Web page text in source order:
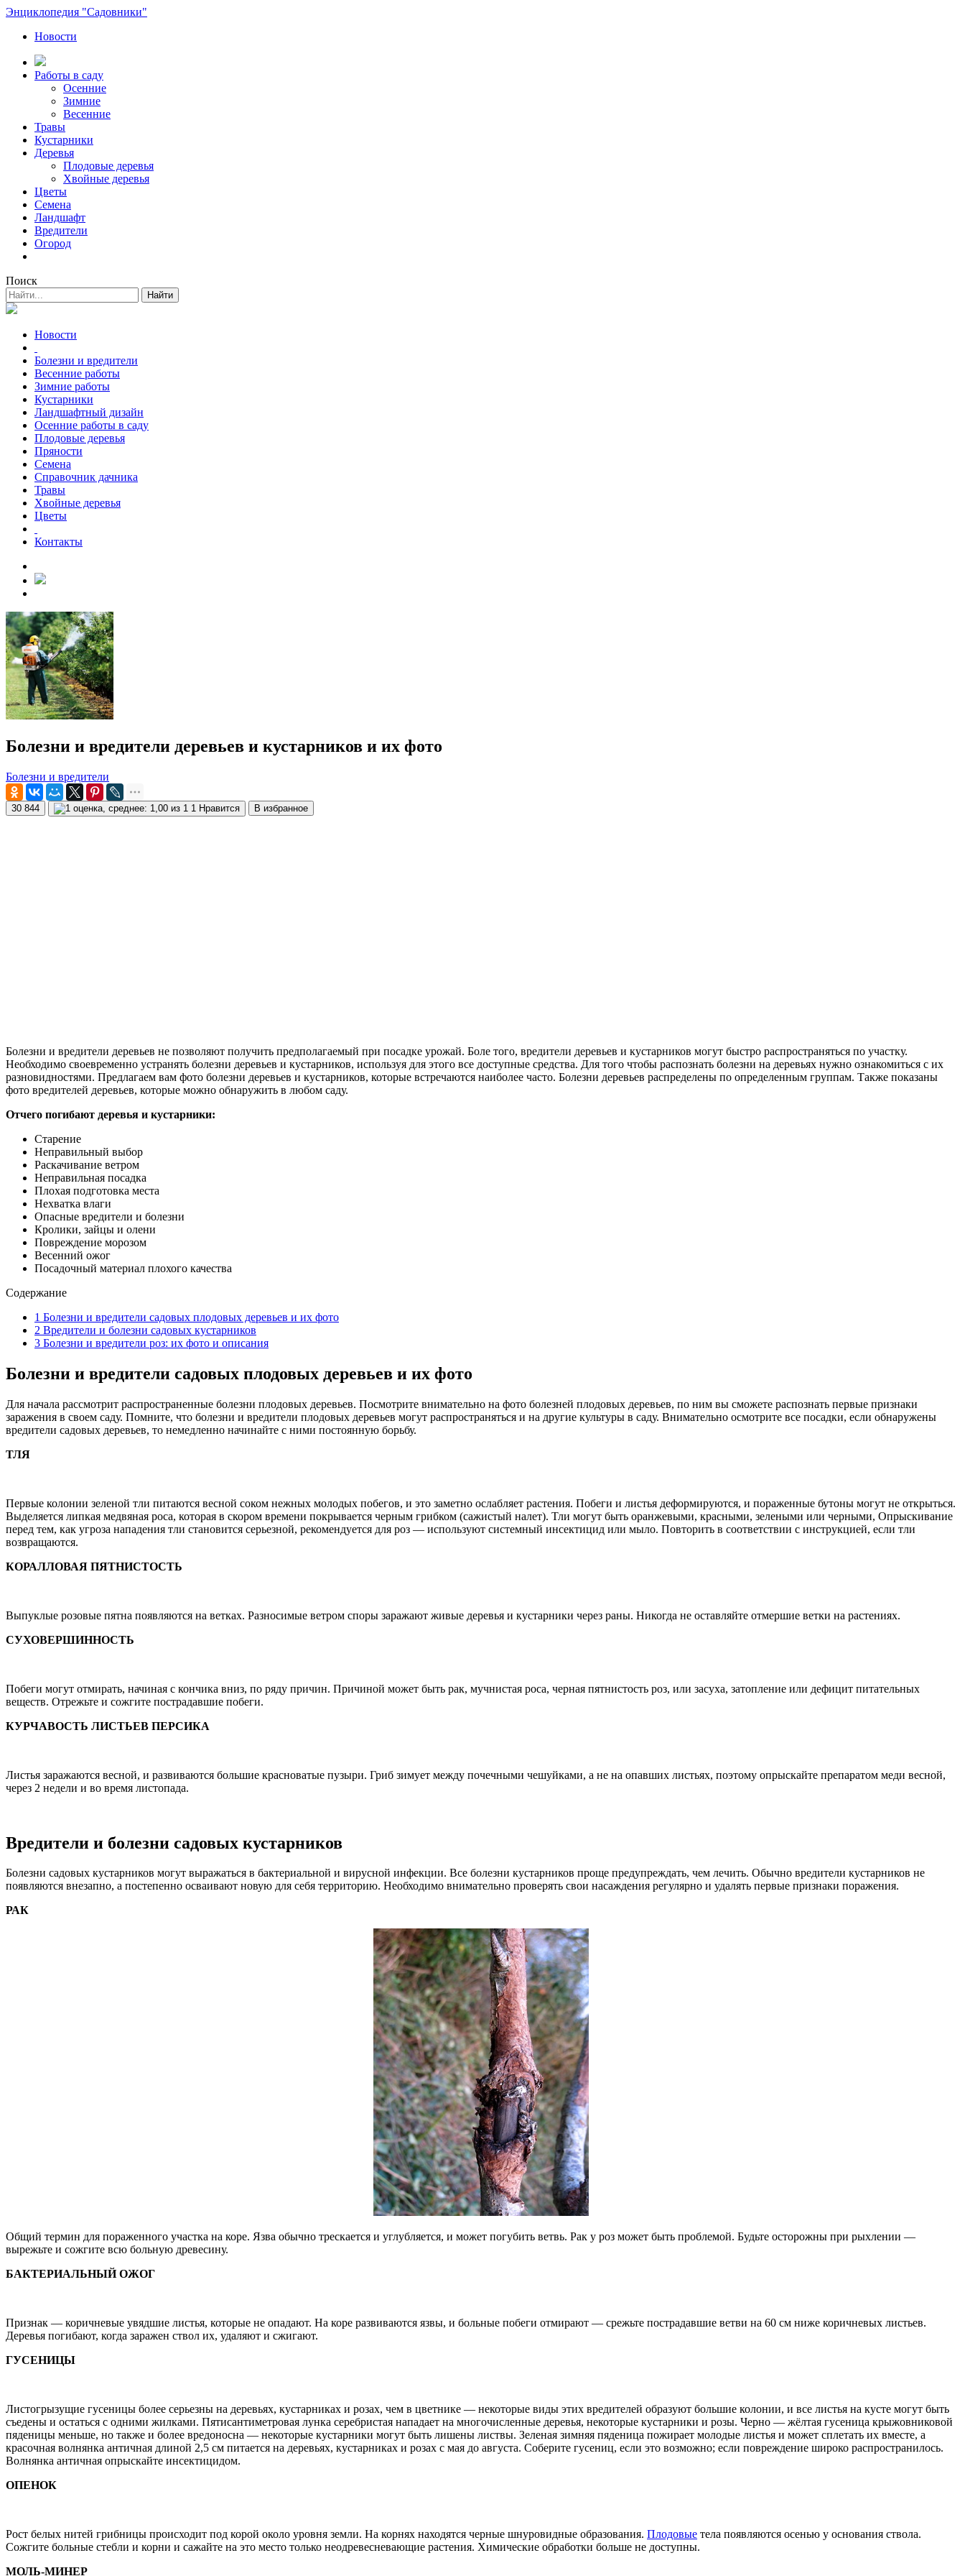
Энциклопедия "Садовники"
Новости
Работы в саду
Осенние
Зимние
Весенние
Травы
Кустарники
Деревья
Плодовые деревья
Хвойные деревья
Цветы
Семена
Ландшафт
Вредители
Огород
Поиск
Новости
Болезни и вредители
Весенние работы
Зимние работы
Кустарники
Ландшафтный дизайн
Осенние работы в саду
Плодовые деревья
Пряности
Семена
Справочник дачника
Травы
Хвойные деревья
Цветы
Контакты
Болезни и вредители деревьев и кустарников и их фото
Болезни и вредители
30 844 1 Нравится В избранное
Болезни и вредители деревьев не позволяют получить предполагаемый при посадке урожай. Боле того, вредители деревьев и кустарников могут быстро распространяться по участку.
Необходимо своевременно устранять болезни деревьев и кустарников, используя для этого все доступные средства. Для того чтобы распознать болезни на деревьях нужно ознакомиться с их
разновидностями. Предлагаем вам фото болезни деревьев и кустарников, которые встречаются наиболее часто. Болезни деревьев распределены по определенным группам. Также показаны
фото вредителей деревьев, которые можно обнаружить в любом саду.
Отчего погибают деревья и кустарники:
Старение
Неправильный выбор
Раскачивание ветром
Неправильная посадка
Плохая подготовка места
Нехватка влаги
Опасные вредители и болезни
Кролики, зайцы и олени
Повреждение морозом
Весенний ожог
Посадочный материал плохого качества
Содержание
1 Болезни и вредители садовых плодовых деревьев и их фото
2 Вредители и болезни садовых кустарников
3 Болезни и вредители роз: их фото и описания
Болезни и вредители садовых плодовых деревьев и их фото
Для начала рассмотрит распространенные болезни плодовых деревьев. Посмотрите внимательно на фото болезней плодовых деревьев, по ним вы сможете распознать первые признаки
заражения в своем саду. Помните, что болезни и вредители плодовых деревьев могут распространяться и на другие культуры в саду. Внимательно осмотрите все посадки, если обнаружены
вредители садовых деревьев, то немедленно начинайте с ними постоянную борьбу.
ТЛЯ
Первые колонии зеленой тли питаются весной соком нежных молодых побегов, и это заметно ослабляет растения. Побеги и листья деформируются, и пораженные бутоны могут не открыться.
Выделяется липкая медвяная роса, которая в скором времени покрывается черным грибком (сажистый налет). Тли могут быть оранжевыми, красными, зелеными или черными, Опрыскивание
перед тем, как угроза нападения тли становится серьезной, рекомендуется для роз — используют системный инсектицид или мыло. Повторить в соответствии с инструкцией, если тли
возвращаются.
КОРАЛЛОВАЯ ПЯТНИСТОСТЬ
Выпуклые розовые пятна появляются на ветках. Разносимые ветром споры заражают живые деревья и кустарники через раны. Никогда не оставляйте отмершие ветки на растениях.
СУХОВЕРШИННОСТЬ
Побеги могут отмирать, начиная с кончика вниз, по ряду причин. Причиной может быть рак, мучнистая роса, черная пятнистость роз, или засуха, затопление или дефицит питательных
веществ. Отрежьте и сожгите пострадавшие побеги.
КУРЧАВОСТЬ ЛИСТЬЕВ ПЕРСИКА
Листья заражаются весной, и развиваются большие красноватые пузыри. Гриб зимует между почечными чешуйками, а не на опавших листьях, поэтому опрыскайте препаратом меди весной,
через 2 недели и во время листопада.
Вредители и болезни садовых кустарников
Болезни садовых кустарников могут выражаться в бактериальной и вирусной инфекции. Все болезни кустарников проще предупреждать, чем лечить. Обычно вредители кустарников не
появляются внезапно, а постепенно осваивают новую для себя территорию. Необходимо внимательно проверять свои насаждения регулярно и удалять первые признаки поражения.
РАК
Общий термин для пораженного участка на коре. Язва обычно трескается и углубляется, и может погубить ветвь. Рак у роз может быть проблемой. Будьте осторожны при рыхлении —
вырежьте и сожгите всю больную древесину.
БАКТЕРИАЛЬНЫЙ ОЖОГ
Признак — коричневые увядшие листья, которые не опадают. На коре развиваются язвы, и больные побеги отмирают — срежьте пострадавшие ветви на 60 см ниже коричневых листьев.
Деревья погибают, когда заражен ствол их, удаляют и сжигают.
ГУСЕНИЦЫ
Листогрызущие гусеницы более серьезны на деревьях, кустарниках и розах, чем в цветнике — некоторые виды этих вредителей образуют большие колонии, и все листья на кусте могут быть
съедены и остаться с одними жилками. Пятисантиметровая лунка серебристая нападает на многочисленные деревья, некоторые кустарники и розы. Черно — жёлтая гусеница крыжовниковой
пяденицы меньше, но также и более вредоносна — некоторые кустарники могут быть лишены листвы. Зеленая зимняя пяденица пожирает молодые листья и может сплетать их вместе, а
красочная волнянка античная длиной 2,5 см питается на деревьях, кустарниках и розах с мая до августа. Соберите гусениц, если это возможно; если повреждение широко распространилось.
Волнянка античная опрыскайте инсектицидом.
ОПЕНОК
Рост белых нитей грибницы происходит под корой около уровня земли. На корнях находятся черные шнуровидные образования. Плодовые тела появляются осенью у основания ствола.
Сожгите больные стебли и корни и сажайте на это место только неодревесневающие растения. Химические обработки больше не доступны.
МОЛЬ-МИНЕР